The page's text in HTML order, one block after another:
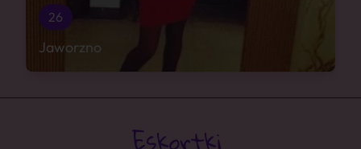
26
Jaworzno